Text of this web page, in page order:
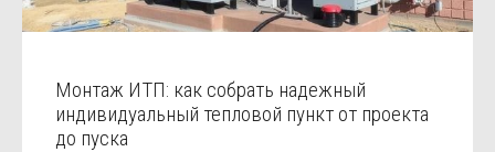
Монтаж ИТП: как собрать надежный
индивидуальный тепловой пункт от проекта
до пуска